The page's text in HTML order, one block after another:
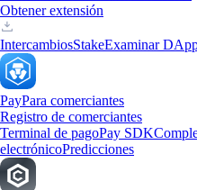
Obtener extensión
IntercambiosStakeExaminar
PayPara comerciantes
Registro de comerciantes
Terminal de pagoPay SDK
electrónicoPredicciones